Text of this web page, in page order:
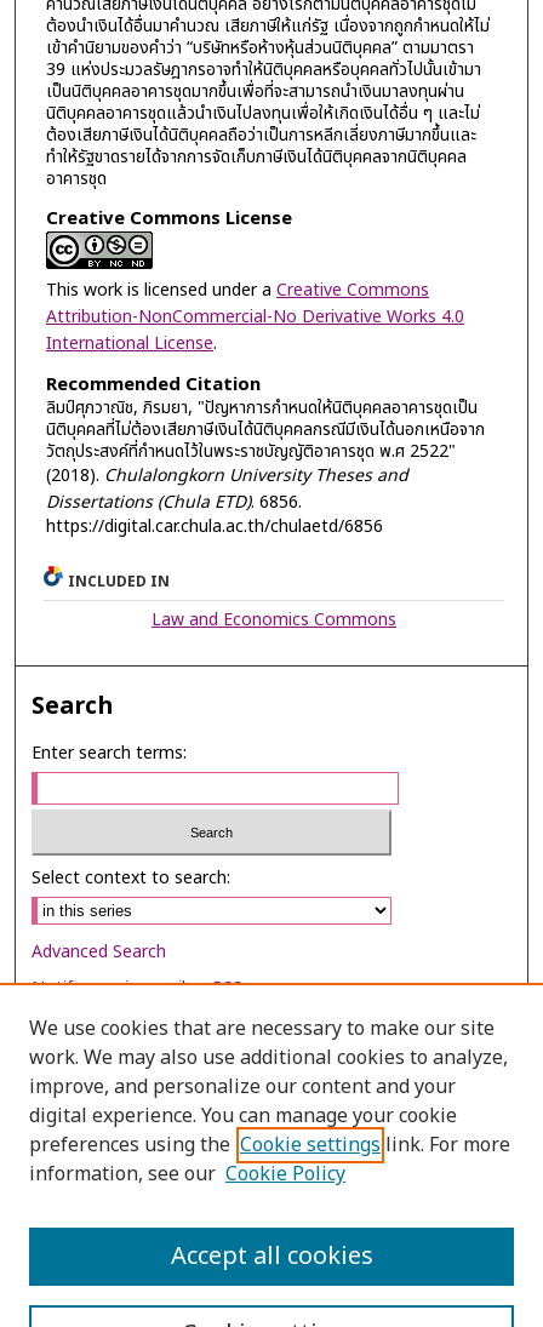
ต้องนำเงินได้อื่นมาคำนวณ เสียภาษีให้แก่รัฐ เนื่องจากถูกกำหนดให้ไม่
เข้าคำนิยามของคำว่า “บริษัทหรือห้างหุ้นส่วนนิติบุคคล” ตามมาตรา
39 แห่งประมวลรัษฎากรอาจทำให้นิติบุคคลหรือบุคคลทั่วไปนั้นเข้ามา
เป็นนิติบุคคลอาคารชุดมากขึ้นเพื่อที่จะสามารถนำเงินมาลงทุนผ่าน
นิติบุคคลอาคารชุดแล้วนำเงินไปลงทุนเพื่อให้เกิดเงินได้อื่น ๆ และไม่
ต้องเสียภาษีเงินได้นิติบุคคลถือว่าเป็นการหลีกเลี่ยงภาษีมากขึ้นและ
ทำให้รัฐขาดรายได้จากการจัดเก็บภาษีเงินได้นิติบุคคลจากนิติบุคคล
อาคารชุด
Creative Commons License
This work is licensed under a Creative Commons
Attribution-NonCommercial-No Derivative Works 4.0
International License.
Recommended Citation
ลิมป์ศุภวาณิช, ภิรมยา, "ปัญหาการกำหนดให้นิติบุคคลอาคารชุดเป็น
นิติบุคคลที่ไม่ต้องเสียภาษีเงินได้นิติบุคคลกรณีมีเงินได้นอกเหนือจาก
วัตถุประสงค์ที่กำหนดไว้ในพระราชบัญญัติอาคารชุด พ.ศ 2522"
(2018). Chulalongkorn University Theses and
Dissertations (Chula ETD). 6856.
https://digital.car.chula.ac.th/chulaetd/6856
INCLUDED IN
Law and Economics Commons
Search
Enter search terms:
Select context to search:
Advanced Search
Notify me via email orRSS
Browse
Collections
Disciplines
Authors
We use cookies that are necessary to make our site
work. We may also use additional cookies to analyze,
improve, and personalize our content and your
digital experience. You can manage your cookie
preferences using the Cookie settings link. For more
information, see our Cookie Policy
Accept all cookies